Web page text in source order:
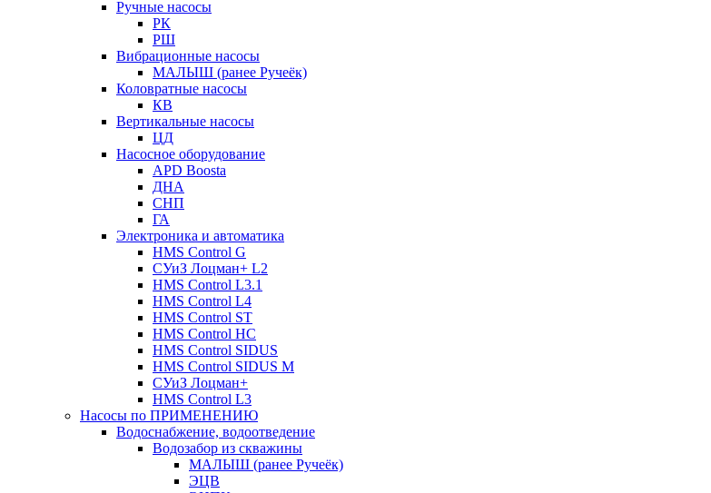
Ручные насосы
РК
РШ
Вибрационные насосы
МАЛЫШ (ранее Ручеёк)
Коловратные насосы
КВ
Вертикальные насосы
ЦД
Насосное оборудование
APD Boosta
ДНА
СНП
ГА
Электроника и автоматика
HMS Control G
СУиЗ Лоцман+ L2
HMS Control L3.1
HMS Control L4
HMS Control ST
HMS Control HC
HMS Control SIDUS
HMS Control SIDUS M
СУиЗ Лоцман+
HMS Control L3
Насосы по ПРИМЕНЕНИЮ
Водоснабжение, водоотведение
Водозабор из скважины
МАЛЫШ (ранее Ручеёк)
ЭЦВ